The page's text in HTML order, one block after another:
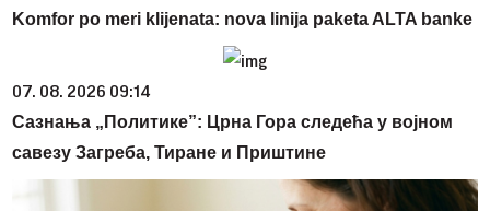
Komfor po meri klijenata: nova linija paketa ALTA banke
07. 08. 2026 09:14
Сазнања „Политике”: Црна Гора следећа у војном
савезу Загреба, Тиране и Приштине